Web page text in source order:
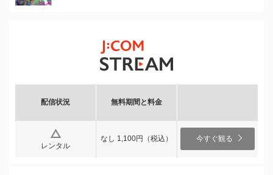
配信状況 無料期間と料金
レンタル
なし 1,100円（税込） 今すぐ観る